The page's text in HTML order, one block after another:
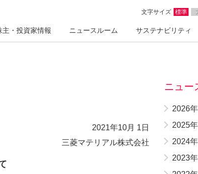
文字サイズ 標準
主・投資家情報 ニュースルーム サステナビリティ
2021年10月 1日
三菱マテリアル株式会社
ニュー
2026年
2025年
2024年
2023年